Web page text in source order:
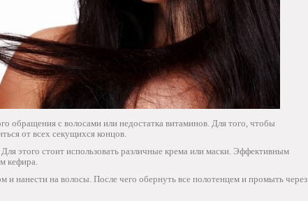
обращения с волосами или недостатка витаминов. Для того, чтобы
от всех секущихся концов.
этого стоит использовать различные крема или маски. Эффективным
кефира.
нанести на волосы. После чего обернуть все полотенцем и промыть через